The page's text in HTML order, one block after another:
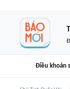
Điều khoản